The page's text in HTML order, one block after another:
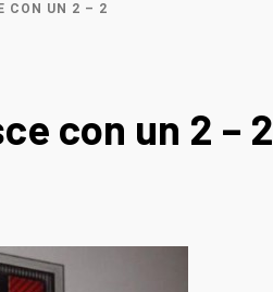
CON UN 2 – 2
con un 2 – 2